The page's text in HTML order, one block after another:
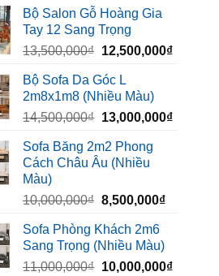
là:
6,500,000₫.
tại
Bộ Salon Gỗ Hoàng Gia
Tay 12 Sang Trọng
13,500,000₫ Giá
là:
13,500,000₫.
12,500,000₫Giá
Bộ Sofa Da Góc L
2m8x1m8 (Nhiều Màu)
14,500,000₫ Giá
là:
14,500,000₫.
13,000,000₫Giá
Sofa Băng 2m2 Phong
Cách Châu Âu (Nhiều
Màu)
10,000,000₫ Giá
là:
10,000,000₫.
8,500,000₫Giá
là:
Sofa Phòng Khách 2m6
Sang Trọng (Nhiều Màu)
11,000,000₫ Giá
10,000,000₫Giá